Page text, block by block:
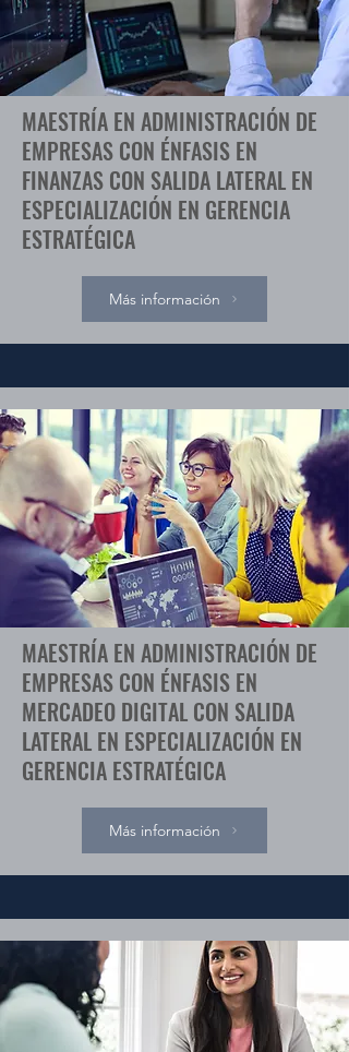
MAESTRÍA EN ADMINISTRACIÓN DE
EMPRESAS CON ÉNFASIS EN
FINANZAS CON SALIDA LATERAL EN
ESPECIALIZACIÓN EN GERENCIA
ESTRATÉGICA
Más información
MAESTRÍA EN ADMINISTRACIÓN DE
EMPRESAS CON ÉNFASIS EN
MERCADEO DIGITAL CON SALIDA
LATERAL EN ESPECIALIZACIÓN EN
GERENCIA ESTRATÉGICA
Más información